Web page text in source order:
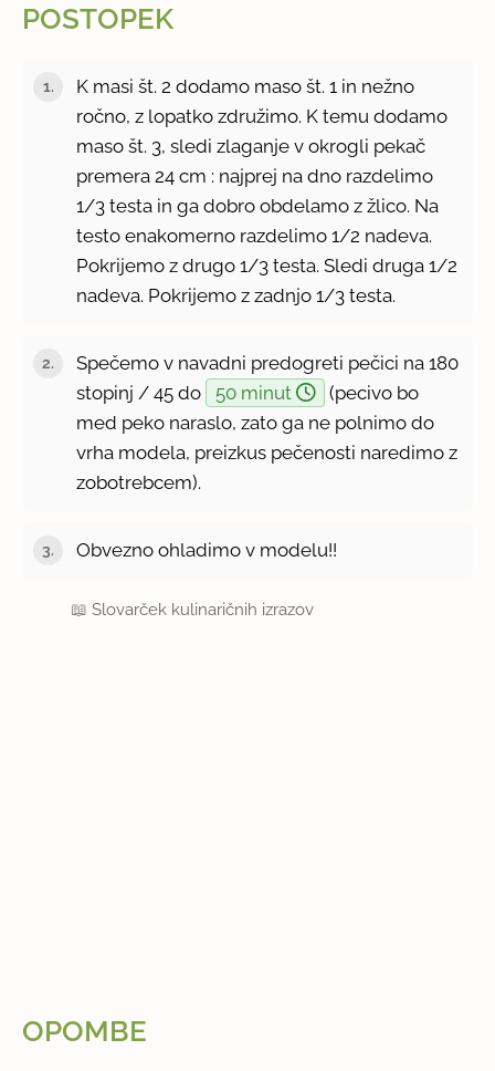
POSTOPEK
K masi št. 2 dodamo maso št. 1 in nežno
ročno, z lopatko združimo. K temu dodamo
maso št. 3, sledi zlaganje v okrogli pekač
premera 24 cm : najprej na dno razdelimo
1/3 testa in ga dobro obdelamo z žlico. Na
testo enakomerno razdelimo 1/2 nadeva.
Pokrijemo z drugo 1/3 testa. Sledi druga 1/2
nadeva. Pokrijemo z zadnjo 1/3 testa.
Spečemo v navadni predogreti pečici na 180
stopinj / 45 do
50 minut
(pecivo bo
med peko naraslo, zato ga ne polnimo do
vrha modela, preizkus pečenosti naredimo z
zobotrebcem).
Obvezno ohladimo v modelu!!
📖Slovarček kulinaričnih izrazov
OPOMBE